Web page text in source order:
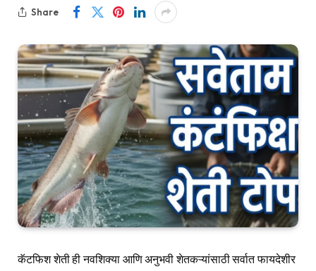
Share
कॅटफिश शेती ही नवशिक्या आणि अनुभवी शेतकऱ्यांसाठी सर्वात फायदेशीर